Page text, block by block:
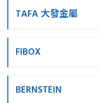
TAFA 大發金屬
FIBOX
BERNSTEIN